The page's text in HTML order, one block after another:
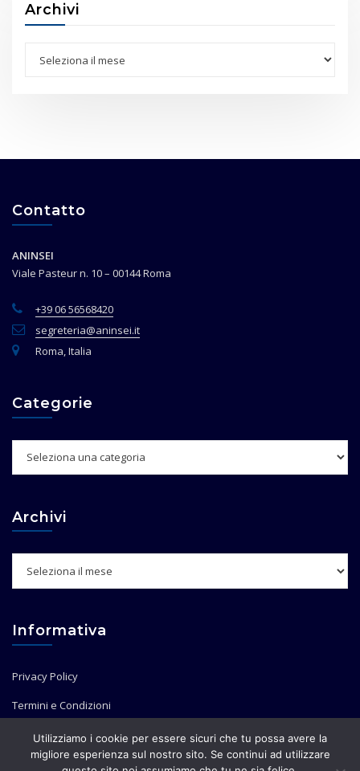
Archivi
Contatto
ANINSEI
Viale Pasteur n. 10 – 00144 Roma
+39 06 56568420
segreteria@aninsei.it
Roma, Italia
Categorie
Archivi
Informativa
Privacy Policy
Termini e Condizioni
Utilizziamo i cookie per essere sicuri che tu possa avere la
migliore esperienza sul nostro sito. Se continui ad utilizzare